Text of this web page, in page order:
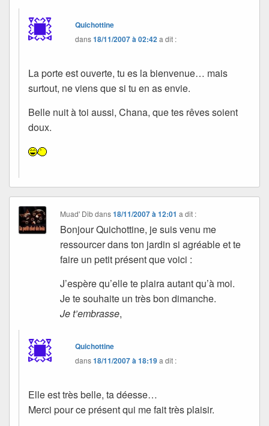
Quichottine
dans18/11/2007 à 02:42a dit :
La porte est ouverte, tu es la bienvenue… mais
surtout, ne viens que si tu en as envie.
Belle nuit à toi aussi, Chana, que tes rêves soient
doux.
Muad' Dibdans18/11/2007 à 12:01 a dit :
Bonjour Quichottine, je suis venu me
ressourcer dans ton jardin si agréable et te
faire un petit présent que voici :
J’espère qu’elle te plaira autant qu’à moi.
Je te souhaite un très bon dimanche.
Je t’embrasse,
Quichottine
dans18/11/2007 à 18:19a dit :
Elle est très belle, ta déesse…
Merci pour ce présent qui me fait très plaisir.